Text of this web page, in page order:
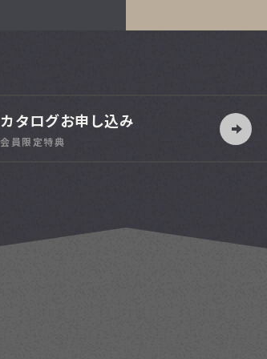
カタログお申し込み
会員限定特典